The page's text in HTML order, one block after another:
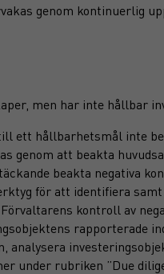
genom kontinuerlig
men har inte hållbar
ett hållbarhetsmål inte
genom att beakta
beakta negativa
för att identifiera
kontroll av
rapporterade
analysera
under rubriken ”Due